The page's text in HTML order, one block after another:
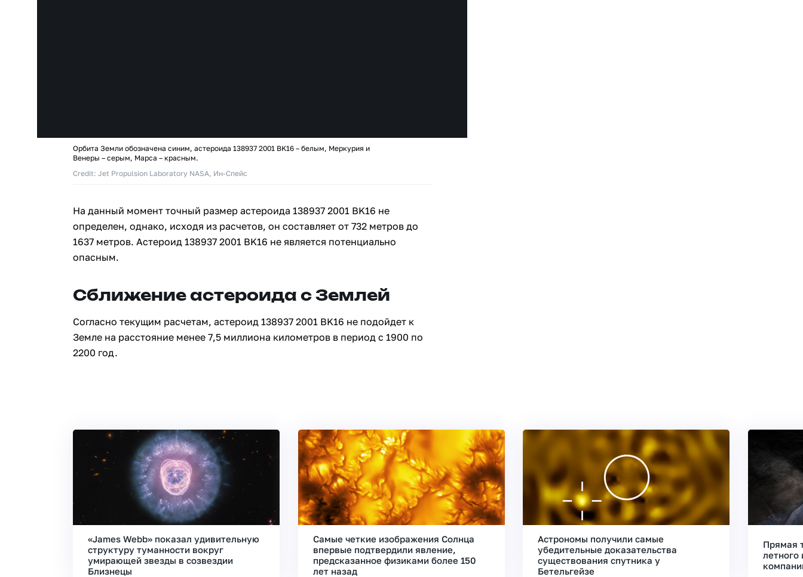
Орбита Земли обозначена синим, астероида 138937 2001 BK16 – белым, Меркурия и
Венеры – серым, Марса – красным.
Credit: Jet Propulsion Laboratory NASA, Ин-Спейс
На данный момент точный размер астероида 138937 2001 BK16 не
определен, однако, исходя из расчетов, он составляет от 732 метров до
1637 метров. Астероид 138937 2001 BK16 не является потенциально
опасным.
Сближение астероида с Землей
Согласно текущим расчетам, астероид 138937 2001 BK16 не подойдет к
Земле на расстояние менее 7,5 миллиона километров в период с 1900 по
2200 год.
«James Webb» показал удивительную
структуру туманности вокруг
умирающей звезды в созвездии
Близнецы
Самые четкие изображения Солнца
впервые подтвердили явление,
предсказанное физиками более 150
лет назад
Астрономы получили самые
убедительные доказательства
существования спутника у
Бетельгейзе
Прямая
летного